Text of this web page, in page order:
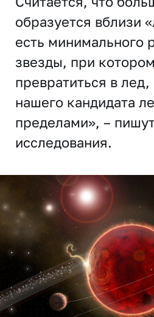
образуется вблизи
есть минимального
звезды, при
превратиться в
нашего кандидата
пределами», –
исследования.